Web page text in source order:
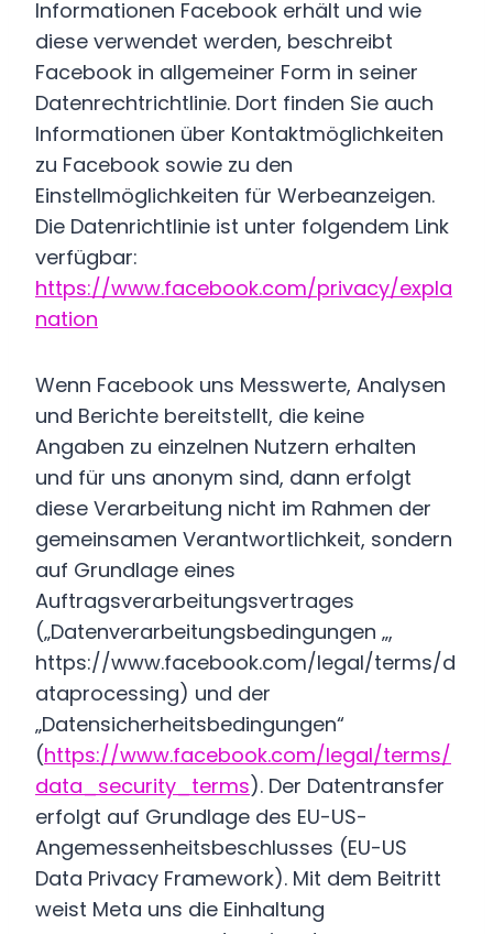
Informationen Facebook erhält und wie
diese verwendet werden, beschreibt
Facebook in allgemeiner Form in seiner
Datenrechtrichtlinie. Dort finden Sie auch
Informationen über Kontaktmöglichkeiten
zu Facebook sowie zu den
Einstellmöglichkeiten für Werbeanzeigen.
Die Datenrichtlinie ist unter folgendem Link
verfügbar:
https://www.facebook.com/privacy/expla
nation
Wenn Facebook uns Messwerte, Analysen
und Berichte bereitstellt, die keine
Angaben zu einzelnen Nutzern erhalten
und für uns anonym sind, dann erfolgt
diese Verarbeitung nicht im Rahmen der
gemeinsamen Verantwortlichkeit, sondern
auf Grundlage eines
Auftragsverarbeitungsvertrages
(„Datenverarbeitungsbedingungen „,
https://www.facebook.com/legal/terms/d
ataprocessing) und der
„Datensicherheitsbedingungen“
(https://www.facebook.com/legal/terms/
data_security_terms). Der Datentransfer
erfolgt auf Grundlage des EU-US-
Angemessenheitsbeschlusses (EU-US
Data Privacy Framework). Mit dem Beitritt
weist Meta uns die Einhaltung